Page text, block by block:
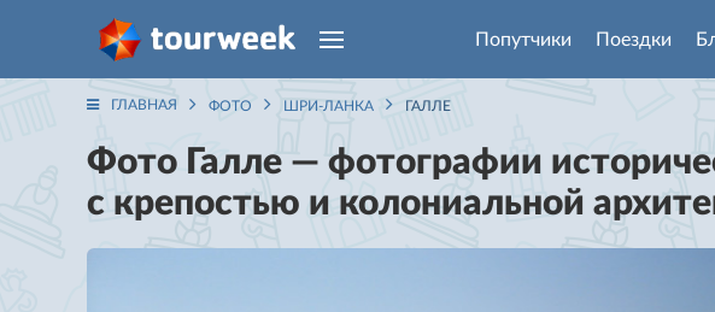
Попутчики Поездки
ГЛАВНАЯ ФОТО ШРИ-ЛАНКА ГАЛЛЕ
Фото Галле — фотографии
с крепостью и колониальной